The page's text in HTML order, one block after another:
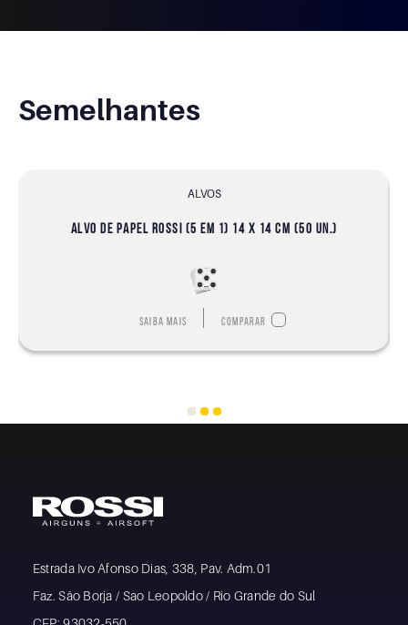
Semelhantes
ALVOS
ALVO DE PAPEL ROSSI (5 EM 1) 14 X 14 CM (50 UN.)
Saiba mais Comparar
Estrada Ivo Afonso Dias, 338, Pav. Adm.01
Faz. São Borja / Sao Leopoldo / Rio Grande do Sul